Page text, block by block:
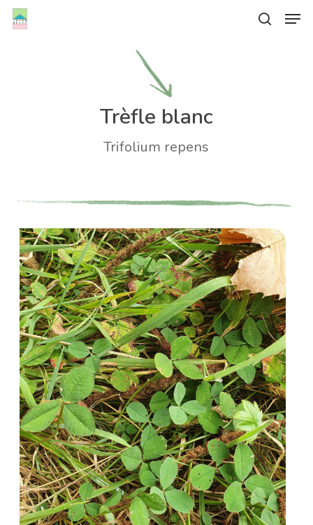
Skip
Trèfle blanc
Trifolium repens